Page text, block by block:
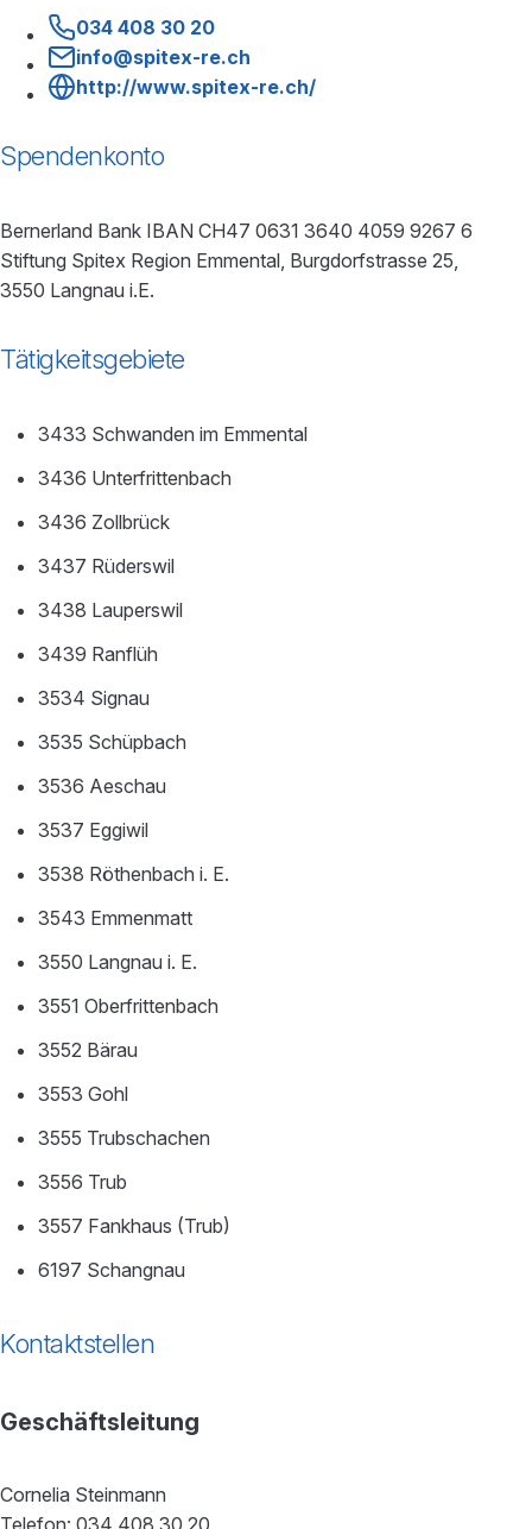
034 408 30 20
info@spitex-re.ch
http://www.spitex-re.ch/
Spendenkonto
Bernerland Bank IBAN CH47 0631 3640 4059 9267 6
Stiftung Spitex Region Emmental, Burgdorfstrasse 25,
3550 Langnau i.E.
Tätigkeitsgebiete
3433 Schwanden im Emmental
3436 Unterfrittenbach
3436 Zollbrück
3437 Rüderswil
3438 Lauperswil
3439 Ranflüh
3534 Signau
3535 Schüpbach
3536 Aeschau
3537 Eggiwil
3538 Röthenbach i. E.
3543 Emmenmatt
3550 Langnau i. E.
3551 Oberfrittenbach
3552 Bärau
3553 Gohl
3555 Trubschachen
3556 Trub
3557 Fankhaus (Trub)
6197 Schangnau
Kontaktstellen
Geschäftsleitung
Cornelia Steinmann